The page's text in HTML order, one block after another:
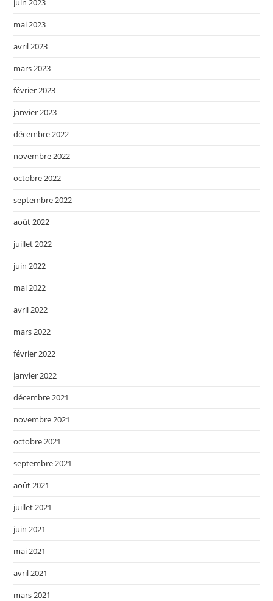
juin 2023
mai 2023
avril 2023
mars 2023
février 2023
janvier 2023
décembre 2022
novembre 2022
octobre 2022
septembre 2022
août 2022
juillet 2022
juin 2022
mai 2022
avril 2022
mars 2022
février 2022
janvier 2022
décembre 2021
novembre 2021
octobre 2021
septembre 2021
août 2021
juillet 2021
juin 2021
mai 2021
avril 2021
mars 2021